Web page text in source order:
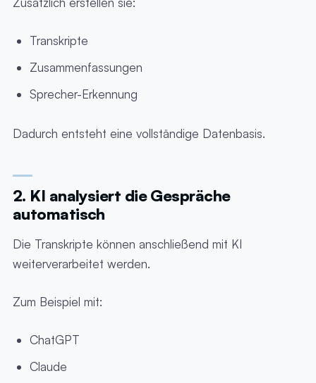
Transkripte
Zusammenfassungen
Sprecher-Erkennung
Dadurch entsteht eine vollständige Datenbasis.
2. KI analysiert die Gespräche
automatisch
Die Transkripte können anschließend mit KI
weiterverarbeitet werden.
Zum Beispiel mit:
ChatGPT
Claude